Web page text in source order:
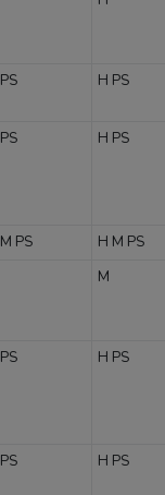
PS H PS
PS H PS
M PS H M PS
M
PS H PS
PS H PS